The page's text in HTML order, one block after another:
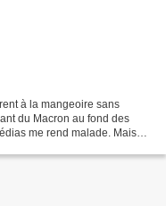
à la mangeoire sans
du Macron au fond des
me rend malade. Mais